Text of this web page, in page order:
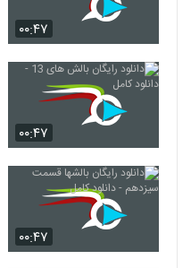
۰۰:۴۷
۰۰:۴۷
۰۰:۴۷